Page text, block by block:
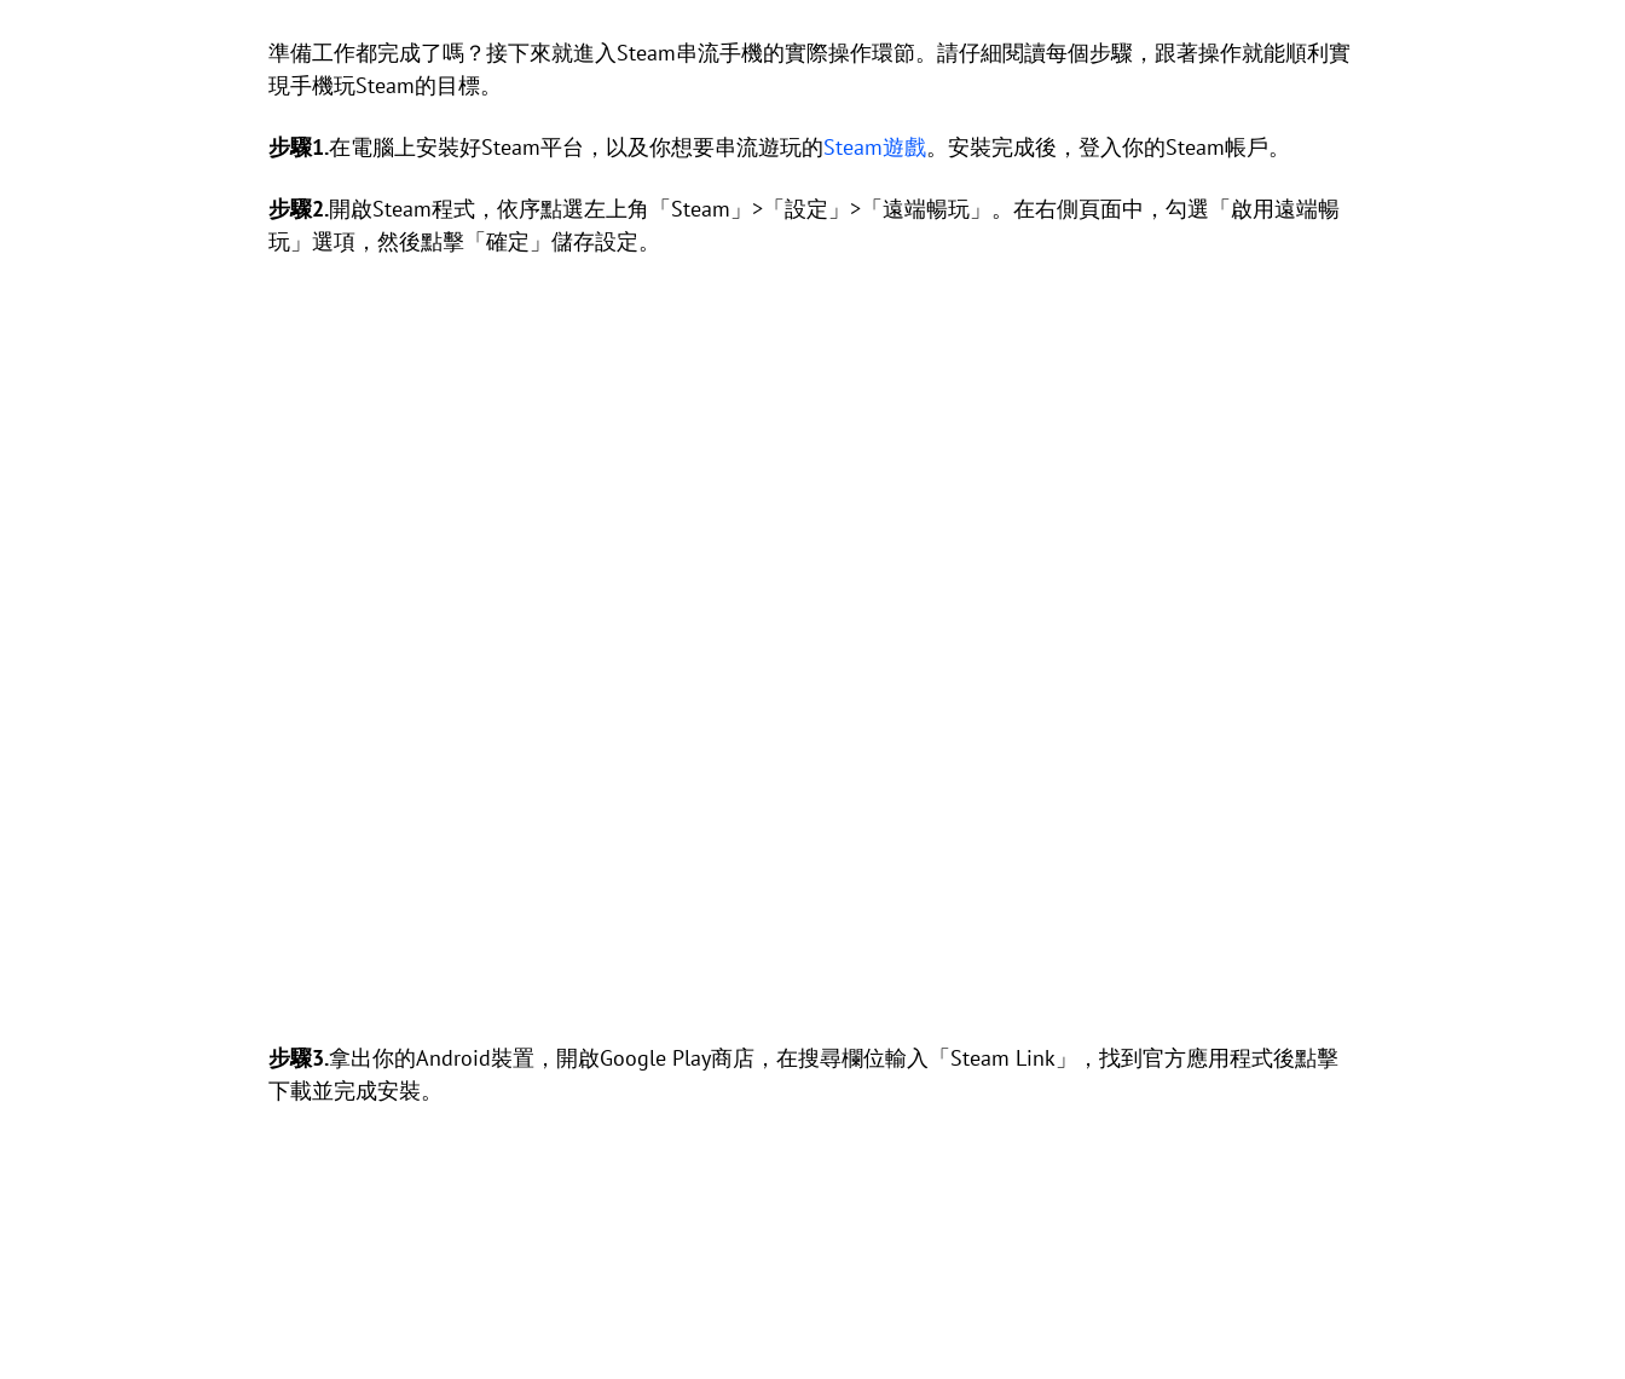
準備工作都完成了嗎？接下來就進入Steam串流手機的實際操作環節。請仔細閱讀每個步驟，跟著操作就能順利實
現手機玩Steam的目標。
步驟1.在電腦上安裝好Steam平台，以及你想要串流遊玩的Steam遊戲。安裝完成後，登入你的Steam帳戶。
步驟2.開啟Steam程式，依序點選左上角「Steam」>「設定」>「遠端暢玩」。在右側頁面中，勾選「啟用遠端暢
玩」選項，然後點擊「確定」儲存設定。
步驟3.拿出你的Android裝置，開啟Google Play商店，在搜尋欄位輸入「Steam Link」，找到官方應用程式後點擊
下載並完成安裝。